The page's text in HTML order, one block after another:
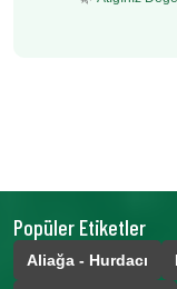
Popüler Etiketler
Aliağa - Hurdacı